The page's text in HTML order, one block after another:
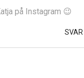
på Instagram 😉